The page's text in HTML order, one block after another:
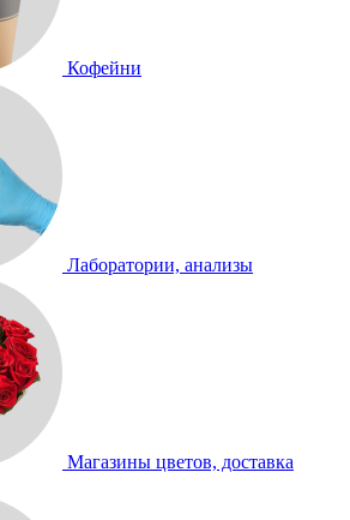
Кофейни
Лаборатории, анализы
Магазины цветов, доставка